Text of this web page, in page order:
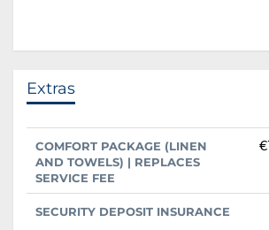
Extras
COMFORT PACKAGE (LINEN
AND TOWELS) | REPLACES
SERVICE FEE
SECURITY DEPOSIT INSURANCE